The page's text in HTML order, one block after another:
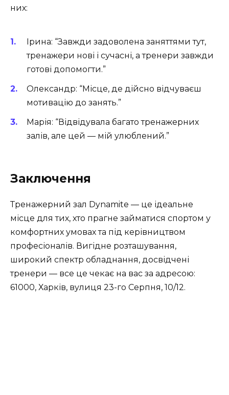
них:
Ірина: “Завжди задоволена заняттями тут,
тренажери нові і сучасні, а тренери завжди
готові допомогти.”
Олександр: “Місце, де дійсно відчуваєш
мотивацію до занять.”
Марія: “Відвідувала багато тренажерних
залів, але цей — мій улюблений.”
Заключення
Тренажерний зал Dynamite — це ідеальне
місце для тих, хто прагне займатися спортом у
комфортних умовах та під керівництвом
професіоналів. Вигідне розташування,
широкий спектр обладнання, досвідчені
тренери — все це чекає на вас за адресою:
61000, Харків, вулиця 23-го Серпня, 10/12.